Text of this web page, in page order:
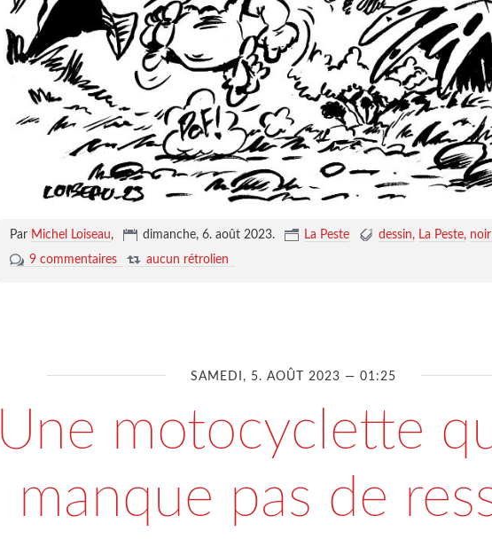
Par Michel Loiseau, dimanche, 6. août 2023. La Peste dessin La Peste
9 commentaires
aucun rétrolien
SAMEDI, 5. AOÛT 2023 — 01:25
Une motocyclette
manque pas de